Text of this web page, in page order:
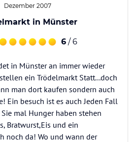
Dezember 2007
in Münster
6 / 6
in Münster an immer wieder
ein Trödelmarkt Statt...doch
man dort kaufen sondern auch
Ein besuch ist es auch Jeden Fall
mal Hunger haben stehen
Bratwurst,Eis und ein
noch da! Wo und wann der